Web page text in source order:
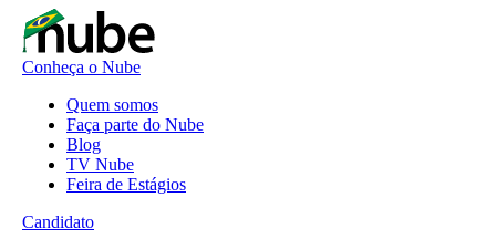
Conheça o Nube
Quem somos
Faça parte do Nube
Blog
TV Nube
Feira de Estágios
Candidato